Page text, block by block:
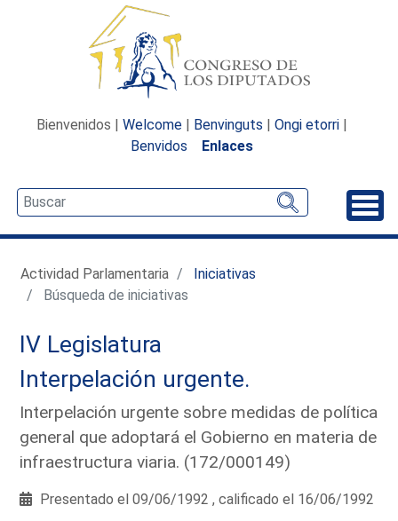
Bienvenidos | Welcome | Benvinguts | Ongi etorri |
Benvidos
Enlaces
Actividad Parlamentaria
Iniciativas
Búsqueda de iniciativas
IV Legislatura
Interpelación urgente.
Interpelación urgente sobre medidas de política
general que adoptará el Gobierno en materia de
infraestructura viaria. (172/000149)
Presentado el 09/06/1992 , calificado el 16/06/1992